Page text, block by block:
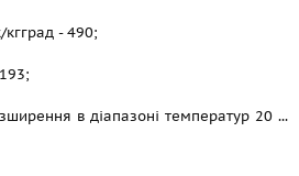
- 490;
в діапазоні температур 20 ...